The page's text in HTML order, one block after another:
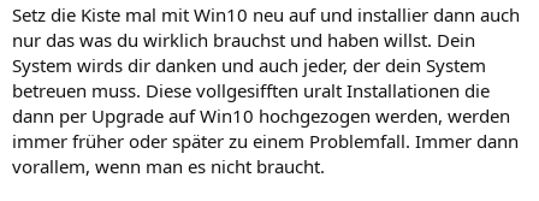
Setz die Kiste mal mit Win10 neu auf und installier dann auch
nur das was du wirklich brauchst und haben willst. Dein
System wirds dir danken und auch jeder, der dein System
betreuen muss. Diese vollgesifften uralt Installationen die
dann per Upgrade auf Win10 hochgezogen werden, werden
immer früher oder später zu einem Problemfall. Immer dann
vorallem, wenn man es nicht braucht.